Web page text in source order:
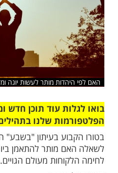
מותר לעשות יוגה ומדיטציה?